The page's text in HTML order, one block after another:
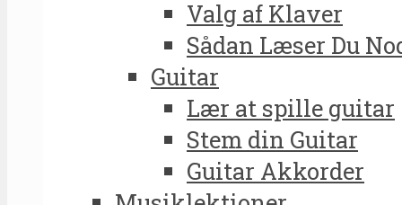
Valg af Klaver
Sådan Læser Du
Guitar
Lær at spille guitar
Stem din Guitar
Guitar Akkorder